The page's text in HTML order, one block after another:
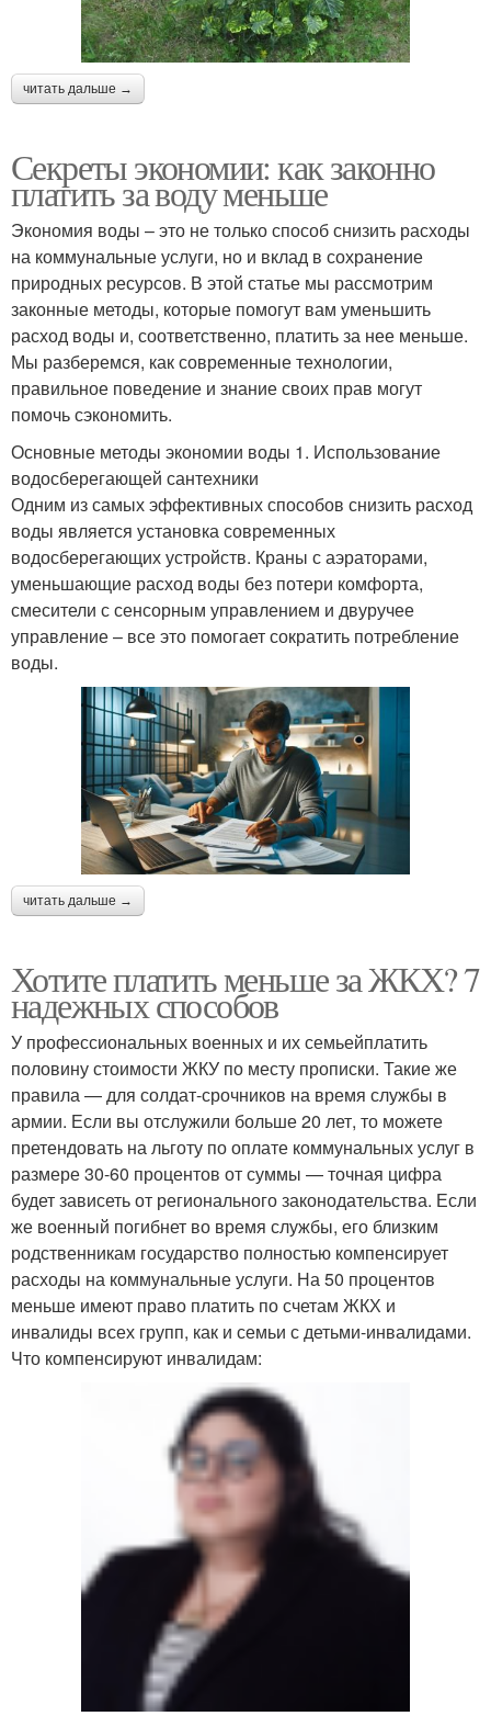
читать дальше →
Секреты экономии: как законно
платить за воду меньше
Экономия воды – это не только способ снизить расходы
на коммунальные услуги, но и вклад в сохранение
природных ресурсов. В этой статье мы рассмотрим
законные методы, которые помогут вам уменьшить
расход воды и, соответственно, платить за нее меньше.
Мы разберемся, как современные технологии,
правильное поведение и знание своих прав могут
помочь сэкономить.
Основные методы экономии воды 1. Использование
водосберегающей сантехники
Одним из самых эффективных способов снизить расход
воды является установка современных
водосберегающих устройств. Краны с аэраторами,
уменьшающие расход воды без потери комфорта,
смесители с сенсорным управлением и двуручее
управление – все это помогает сократить потребление
воды.
читать дальше →
Хотите платить меньше за ЖКХ? 7
надежных способов
У профессиональных военных и их семьейплатить
половину стоимости ЖКУ по месту прописки. Такие же
правила — для солдат-срочников на время службы в
армии. Если вы отслужили больше 20 лет, то можете
претендовать на льготу по оплате коммунальных услуг в
размере 30-60 процентов от суммы — точная цифра
будет зависеть от регионального законодательства. Если
же военный погибнет во время службы, его близким
родственникам государство полностью компенсирует
расходы на коммунальные услуги. На 50 процентов
меньше имеют право платить по счетам ЖКХ и
инвалиды всех групп, как и семьи с детьми-инвалидами.
Что компенсируют инвалидам: